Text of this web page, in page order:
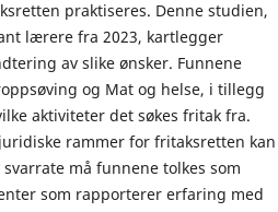
praktiseres. Denne studien,
lærere fra 2023, kartlegger
av slike ønsker. Funnene
og Mat og helse, i tillegg
aktiviteter det søkes fritak fra.
rammer for fritaksretten kan
må funnene tolkes som
som rapporterer erfaring med